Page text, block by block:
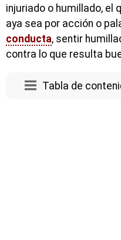
injuriado o humillado, el
aya sea por acción o
conducta, sentir
contra lo que resulta
Tabla de